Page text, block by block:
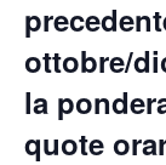
ottobre/
la
quote